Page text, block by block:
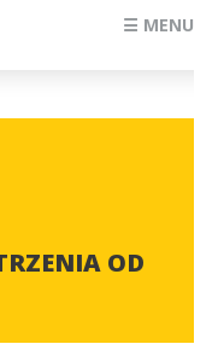
☰ MENU
OD